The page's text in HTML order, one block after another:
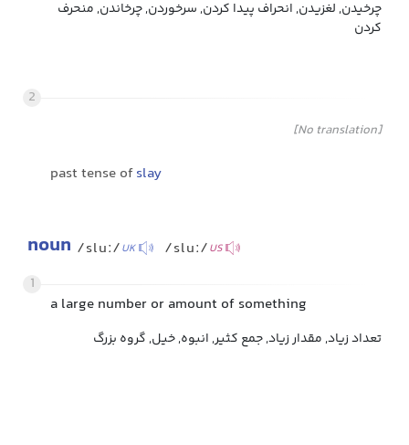
چرخیدن, لغزیدن, انحراف پیدا کردن, سرخوردن, چرخاندن, منحرف
کردن
2
[No translation]
past tense ofslay
noun /sluː/UK /sluː/US
1
a large number or amount of something
تعداد زیاد, مقدار زیاد, جمع کثیر, انبوه, خیل, گروه بزرگ